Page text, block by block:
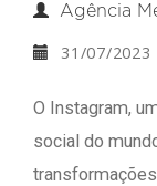
Agência
31/07/2023
O Instagram,
social do